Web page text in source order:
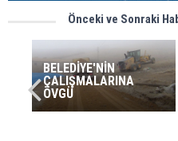
Önceki ve Sonraki
BELEDİYE'NİN
ÇALIŞMALARINA
ÖVGÜ